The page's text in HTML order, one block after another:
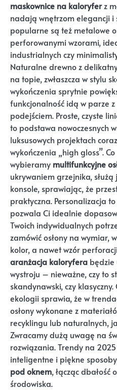
maskownice na kaloryferz
nadają wnętrzom elegancji i
popularne są też metalowe
perforowanymi wzorami,
industrialnych czy
Naturalne drewno z
na topie, zwłaszcza w stylu
wykończenia sprytnie
funkcjonalność idą w parze
podejściem. Proste, czyste
to podstawa nowoczesnych
luksusowych projektach
wykończenia „high gloss”.
wybieramy multifunkcyjne
ukrywaniem grzejnika, służą
konsole, sprawiając, że
praktyczna. Personalizacja
pozwala Ci idealnie
Twoich indywidualnych
zamówić osłony na wymiar,
kolor, a nawet wzór
aranżacja kaloryfera będzie
wystroju – nieważne, czy to
skandynawski, czy
ekologii sprawia, że w
osłony wykonane z
recyklingu lub naturalnych,
Zwracamy dużą uwagę na
rozwiązania. Trendy na
inteligentne i piękne
pod oknem, łącząc
środowiska.